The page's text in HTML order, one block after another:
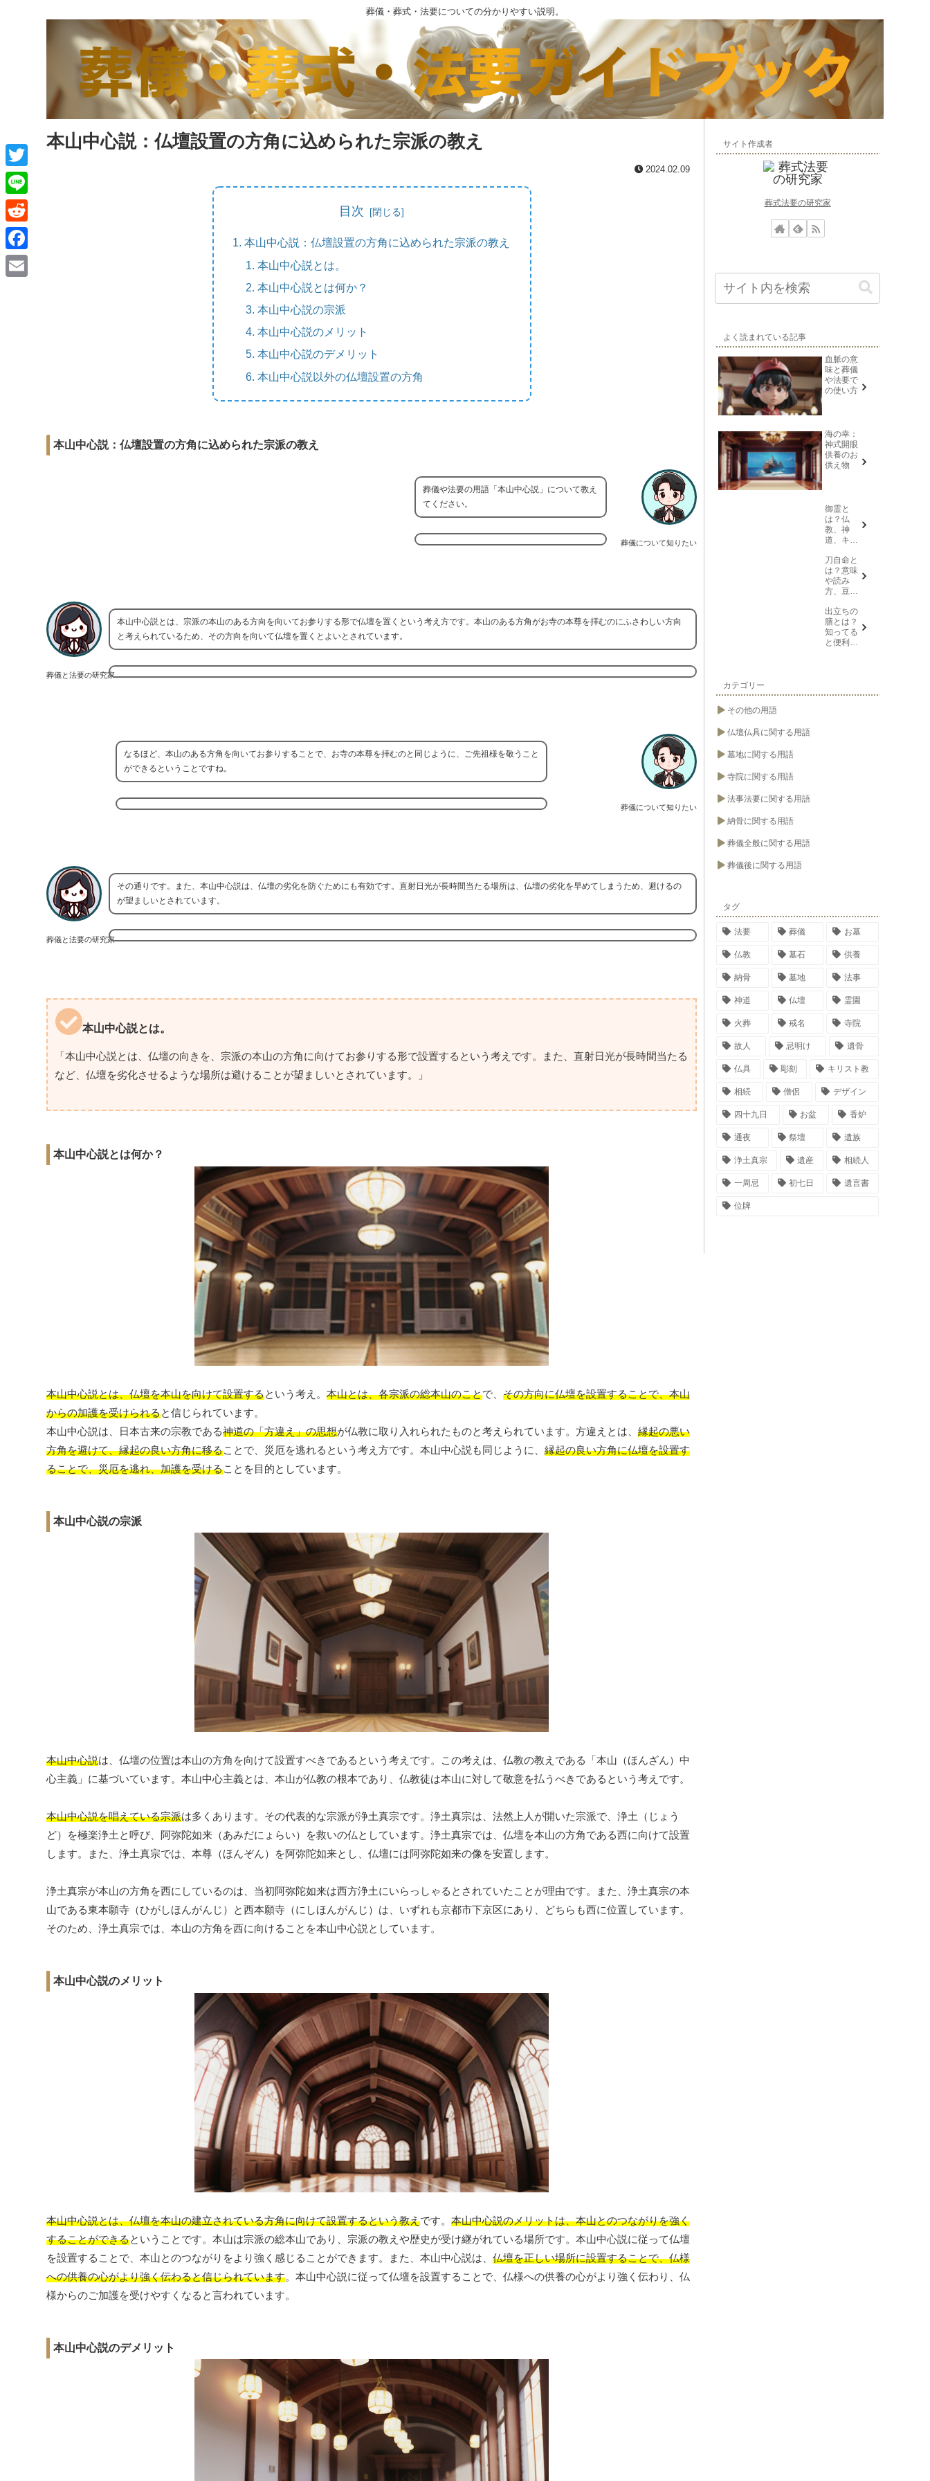
葬儀・葬式・法要についての分かりやすい説明。
本山中心説：仏壇設置の方角に込められた宗派の教え
2024.02.09
目次
本山中心説：仏壇設置の方角に込められた宗派の教え
本山中心説とは。
本山中心説とは何か？
本山中心説の宗派
本山中心説のメリット
本山中心説のデメリット
本山中心説以外の仏壇設置の方角
本山中心説：仏壇設置の方角に込められた宗派の教え
葬儀について知りたい
葬儀や法要の用語「本山中心説」について教え
てください。
葬儀と法要の研究家
本山中心説とは、宗派の本山のある方向を向いてお参りする形で仏壇を置くという考え方です。本山のある方角がお寺の本尊を拝むのにふさわしい方向
と考えられているため、その方向を向いて仏壇を置くとよいとされています。
葬儀について知りたい
なるほど、本山のある方角を向いてお参りすることで、お寺の本尊を拝むのと同じように、ご先祖様を敬うこと
ができるということですね。
葬儀と法要の研究家
その通りです。また、本山中心説は、仏壇の劣化を防ぐためにも有効です。直射日光が長時間当たる場所は、仏壇の劣化を早めてしまうため、避けるの
が望ましいとされています。
本山中心説とは。
「本山中心説とは、仏壇の向きを、宗派の本山の方角に向けてお参りする形で設置するという考えです。また、直射日光が長時間当たる
など、仏壇を劣化させるような場所は避けることが望ましいとされています。」
本山中心説とは何か？
本山中心説とは、仏壇を本山を向けて設置するという考え。 本山とは、各宗派の総本山のことで、 その方向に仏壇を設置することで、本山
からの加護を受けられると信じられています。
本山中心説は、日本古来の宗教である神道の「方違え」の思想が仏教に取り入れられたものと考えられています。方違えとは、 縁起の悪い
方角を避けて、縁起の良い方角に移ることで、災厄を逃れるという考え方です。本山中心説も同じように、 縁起の良い方角に仏壇を設置す
ることで、災厄を逃れ、加護を受けることを目的としています。
本山中心説の宗派
本山中心説は、仏壇の位置は本山の方角を向けて設置すべきであるという考えです。この考えは、仏教の教えである「本山（ほんざん）中
心主義」に基づいています。本山中心主義とは、本山が仏教の根本であり、仏教徒は本山に対して敬意を払うべきであるという考えです。
本山中心説を唱えている宗派は多くあります。その代表的な宗派が浄土真宗です。浄土真宗は、法然上人が開いた宗派で、浄土（じょう
ど）を極楽浄土と呼び、阿弥陀如来（あみだにょらい）を救いの仏としています。浄土真宗では、仏壇を本山の方角である西に向けて設置
します。また、浄土真宗では、本尊（ほんぞん）を阿弥陀如来とし、仏壇には阿弥陀如来の像を安置します。
浄土真宗が本山の方角を西にしているのは、当初阿弥陀如来は西方浄土にいらっしゃるとされていたことが理由です。また、浄土真宗の本
山である東本願寺（ひがしほんがんじ）と西本願寺（にしほんがんじ）は、いずれも京都市下京区にあり、どちらも西に位置しています。
そのため、浄土真宗では、本山の方角を西に向けることを本山中心説としています。
本山中心説のメリット
本山中心説とは、仏壇を本山の建立されている方角に向けて設置するという教えです。 本山中心説のメリットは、本山とのつながりを強く
することができるということです。本山は宗派の総本山であり、宗派の教えや歴史が受け継がれている場所です。本山中心説に従って仏壇
を設置することで、本山とのつながりをより強く感じることができます。また、本山中心説は、 仏壇を正しい場所に設置することで、仏様
への供養の心がより強く伝わると信じられています。本山中心説に従って仏壇を設置することで、仏様への供養の心がより強く伝わり、仏
様からのご加護を受けやすくなると言われています。
本山中心説のデメリット
サイト作成者
葬式法要の研究家
よく読まれている記事
血脈の意
味と葬儀
や法要で
の使い方
海の幸：
神式開眼
供養のお
供え物
御霊と
は？仏
教、神
道、キリ
れぞれの
意味を解
説
刀自命と
は？意味
や読み
方、豆知
出立ちの
膳とは？
知ってる
と便利な
カテゴリー
その他の用語
仏壇仏具に関する用語
墓地に関する用語
寺院に関する用語
法事法要に関する用語
納骨に関する用語
葬儀全般に関する用語
葬儀後に関する用語
タグ
法要 葬儀 お墓
仏教 墓石 供養
納骨 墓地 法事
神道 仏壇 霊園
火葬 戒名 寺院
故人 忌明け 遺骨
仏具 彫刻 キリスト教
相続 僧侶 デザイン
四十九日 お盆 香炉
通夜 祭壇 遺族
浄土真宗 遺産 相続人
一周忌 初七日 遺言書
位牌
T
w
i
t
L
i
n
e
R
e
d
F